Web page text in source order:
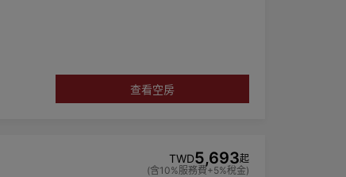
查看空房
TWD5,693起
(含10%服務費+5%稅金)